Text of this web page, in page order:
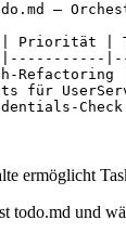
—
| Priorität |
|-----------
für
ermöglicht
todo.md und